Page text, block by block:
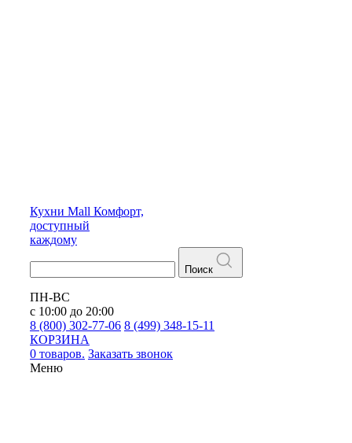
Кухни Mall Комфорт,
доступный
каждому
Поиск
ПН-ВС
с 10:00 до 20:00
8 (800) 302-77-06 8 (499) 348-15-11
КОРЗИНА
0 товаров. Заказать звонок
Меню